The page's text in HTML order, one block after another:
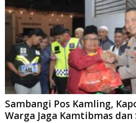
Sambangi Pos Kamling,
Warga Jaga Kamtibmas dan